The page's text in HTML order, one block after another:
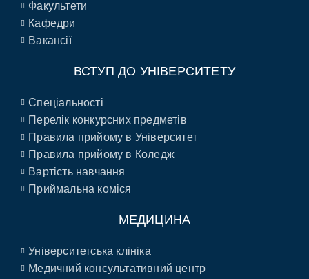
Факультети
Кафедри
Вакансії
ВСТУП ДО УНІВЕРСИТЕТУ
Спеціальності
Перелік конкурсних предметів
Правила прийому в Університет
Правила прийому в Коледж
Вартість навчання
Приймальна коміся
МЕДИЦИНА
Університетська клініка
Медичний консультативний центр